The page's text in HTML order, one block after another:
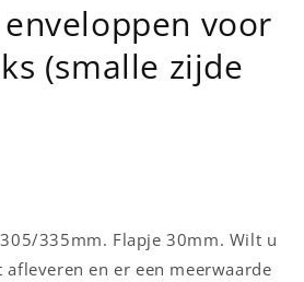
voor
(smalle zijde
335mm. Flapje 30mm. Wilt u
en er een meerwaarde